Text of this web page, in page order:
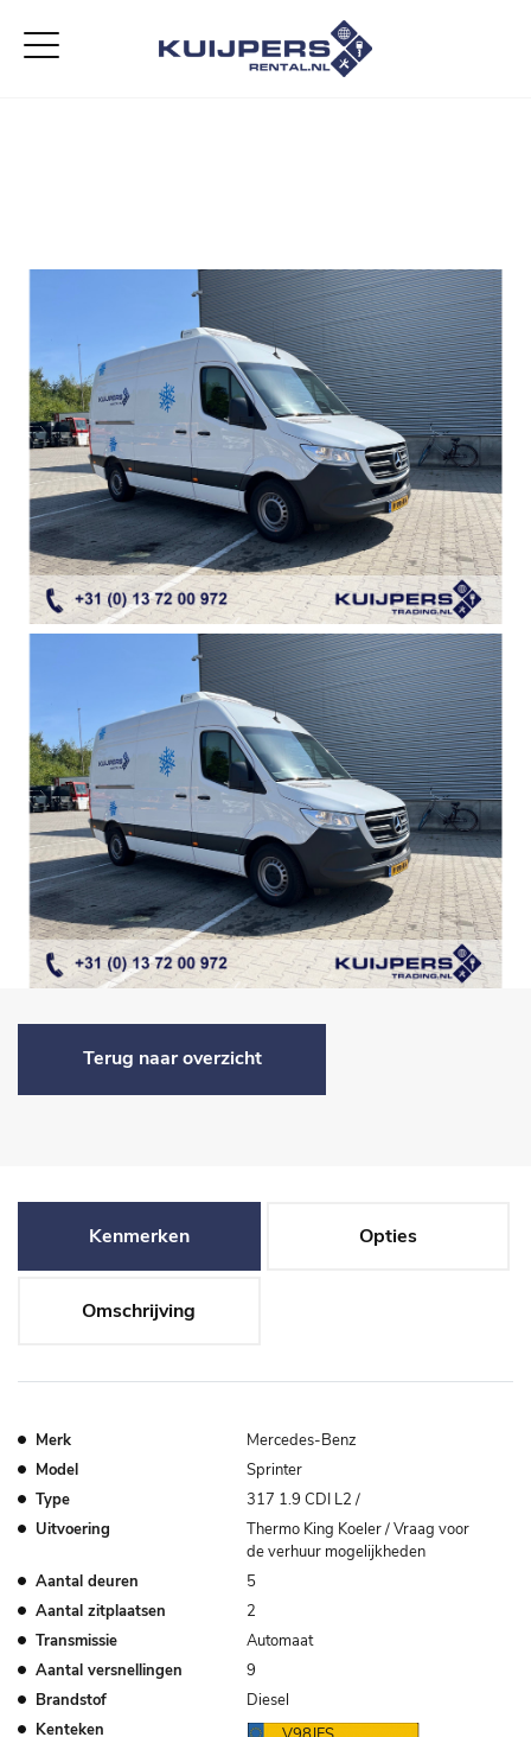
Terug naar overzicht
Kenmerken Opties
Omschrijving
Merk
Mercedes-Benz
Model
Sprinter
Type
317 1.9 CDI L2 /
Uitvoering
Thermo King Koeler / Vraag voor
de verhuur mogelijkheden
Aantal deuren
5
Aantal zitplaatsen
2
Transmissie
Automaat
Aantal versnellingen
9
Brandstof
Diesel
Kenteken